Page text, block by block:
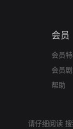
会员
会员
会员
帮助
请仔细阅读